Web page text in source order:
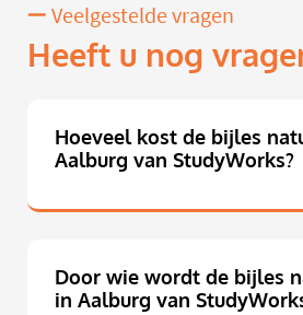
Veelgestelde vragen
Heeft u nog
Hoeveel kost de bijles
Aalburg van StudyWorks?
Door wie wordt de bijles
in Aalburg van